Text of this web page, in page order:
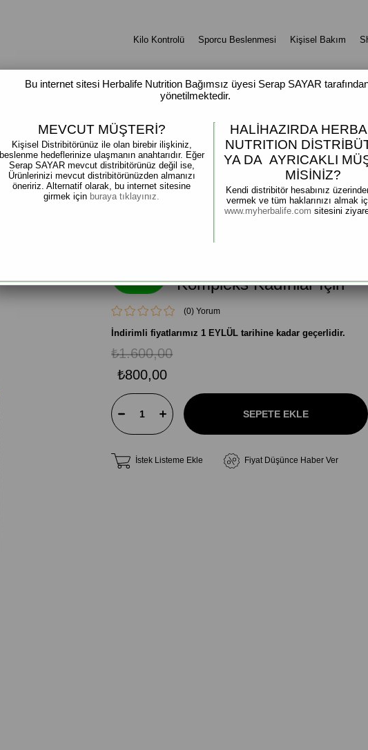
Kilo Kontrolü Sporcu Beslenmesi Kişisel Bakım
Kompleks Kadınlar İçin
(0)
İndirimli fiyatlarımız 1 EYLÜL tarihine kadar geçerlidir.
₺1.600,00
₺800,00
İstek Listeme Ekle Fiyat Düşünce Haber Ver
Bu internet sitesi Herbalife Nutrition Bağımsız üyesi Serap SAYAR
yönetilmektedir.
MEVCUT MÜŞTERİ?
Kişisel Distribitörünüz ile olan birebir ilişkiniz,
beslenme hedeflerinize ulaşmanın anahtarıdır. Eğer
Serap SAYAR mevcut distribitörünüz değil ise,
Ürünlerinizi mevcut distribitörünüzden almanızı
öneririz. Alternatif olarak, bu internet sitesine
girmek için buraya tıklayınız.
HALİHAZIRDA
NUTRITION
YA DA AYRICAKLI
MİSİNİZ?
Kendi distribitör hesabınız
vermek ve tüm haklarınızı almak
www.myherbalife.com sitesini